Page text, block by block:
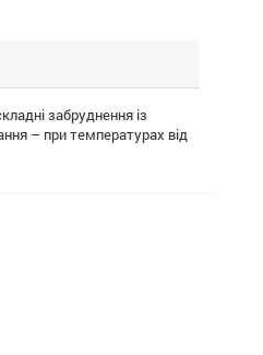
забруднення із
– при температурах від